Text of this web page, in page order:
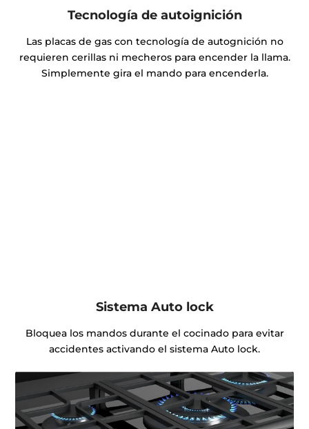
Tecnología de autoignición
Las placas de gas con tecnología de autognición no
requieren cerillas ni mecheros para encender la llama.
Simplemente gira el mando para encenderla.
Sistema Auto lock
Bloquea los mandos durante el cocinado para evitar
accidentes activando el sistema Auto lock.